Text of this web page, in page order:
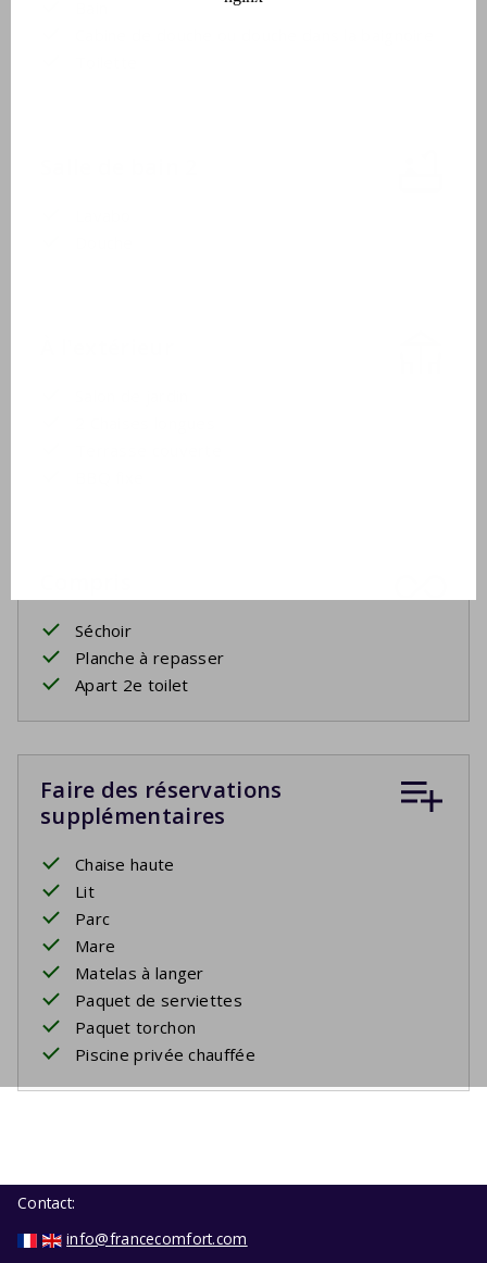
Séchoir
Planche à repasser
Apart 2e toilet
Faire des réservations
supplémentaires
Chaise haute
Lit
Parc
Mare
Matelas à langer
Paquet de serviettes
Paquet torchon
Piscine privée chauffée
Contact:
info@francecomfort.com